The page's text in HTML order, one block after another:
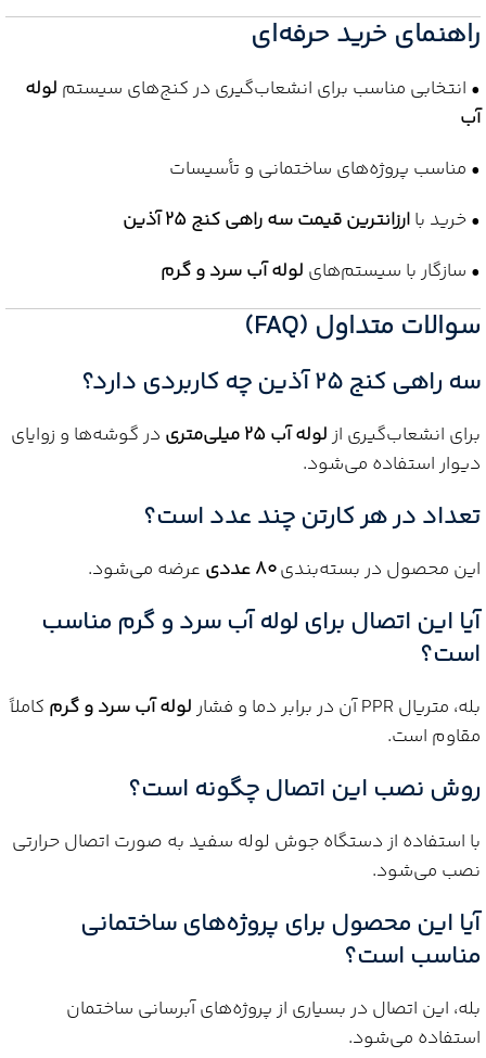
راهنمای خرید حرفه‌ای
• انتخابی مناسب برای انشعاب‌گیری در کنج‌های سیستم لوله
آب
• مناسب پروژه‌های ساختمانی و تأسیسات
• خرید باارزانترین قیمت سه راهی کنج 25 آذین
• سازگار با سیستم‌های لوله آب سرد و گرم
سوالات متداول (FAQ)
سه راهی کنج 25 آذین چه کاربردی دارد؟
برای انشعاب‌گیری از لوله آب 25 میلی‌متری
در گوشه‌ها و زوایای
دیوار استفاده می‌شود.
تعداد در هر کارتن چند عدد است؟
این محصول در بسته‌بندی80 عددی عرضه می‌شود.
آیا این اتصال برای لوله آب سرد و گرم مناسب
است؟
بله، متریال PPR آن در برابر دما و فشار لوله آب سرد و گرم کاملاً
مقاوم است.
روش نصب این اتصال چگونه است؟
با استفاده از دستگاه جوش لوله سفید به صورت اتصال حرارتی
نصب می‌شود.
آیا این محصول برای پروژه‌های ساختمانی
مناسب است؟
بله، این اتصال در بسیاری از پروژه‌های آبرسانی ساختمان
استفاده می‌شود.